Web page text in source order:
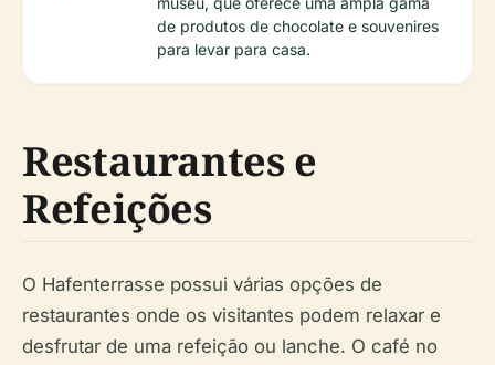
de produtos de chocolate e souvenires
para levar para casa.
Restaurantes e
Refeições
O Hafenterrasse possui várias opções de
restaurantes onde os visitantes podem relaxar e
desfrutar de uma refeição ou lanche. O café no